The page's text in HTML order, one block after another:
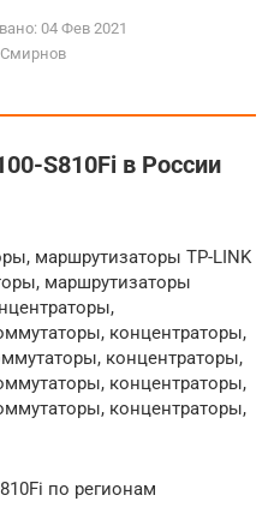
04 Фев 2021
S810Fi в России
маршрутизаторы TP-LINK
маршрутизаторы
концентраторы,
концентраторы,
концентраторы,
концентраторы,
по регионам